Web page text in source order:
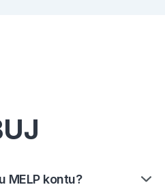
MELP kontu?